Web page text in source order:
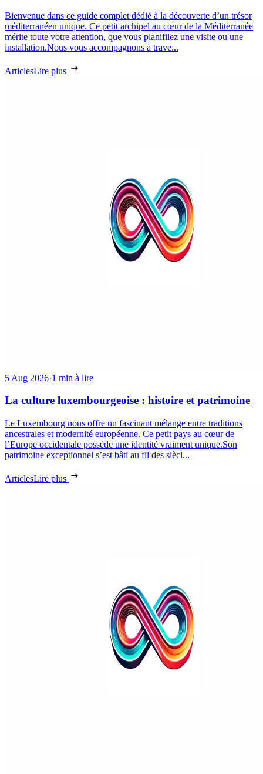
Bienvenue dans ce guide complet dédié à la découverte d’un trésor
méditerranéen unique. Ce petit archipel au cœur de la Méditerranée
mérite toute votre attention, que vous planifiiez une visite ou une
installation.Nous vous accompagnons à trave...
ArticlesLire plus
5 Aug 2026·1 min à lire
La culture luxembourgeoise : histoire et patrimoine
Le Luxembourg nous offre un fascinant mélange entre traditions
ancestrales et modernité européenne. Ce petit pays au cœur de
l’Europe occidentale possède une identité vraiment unique.Son
patrimoine exceptionnel s’est bâti au fil des siècl...
ArticlesLire plus